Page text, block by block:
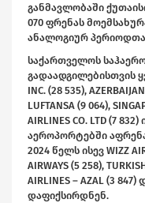
განმავლობაში
070 ფრენას
ანალოგიურ
საქართველოს
გადაადგილებისთვის
INC. (28 535),
LUFTANSA (9 064),
AIRLINES CO. LTD (7
აეროპორტებში
2024 წელს ისევ WIZZ AIR
AIRWAYS (5 258),
AIRLINES – AZAL (3 847)
დაფიქსირდნენ.